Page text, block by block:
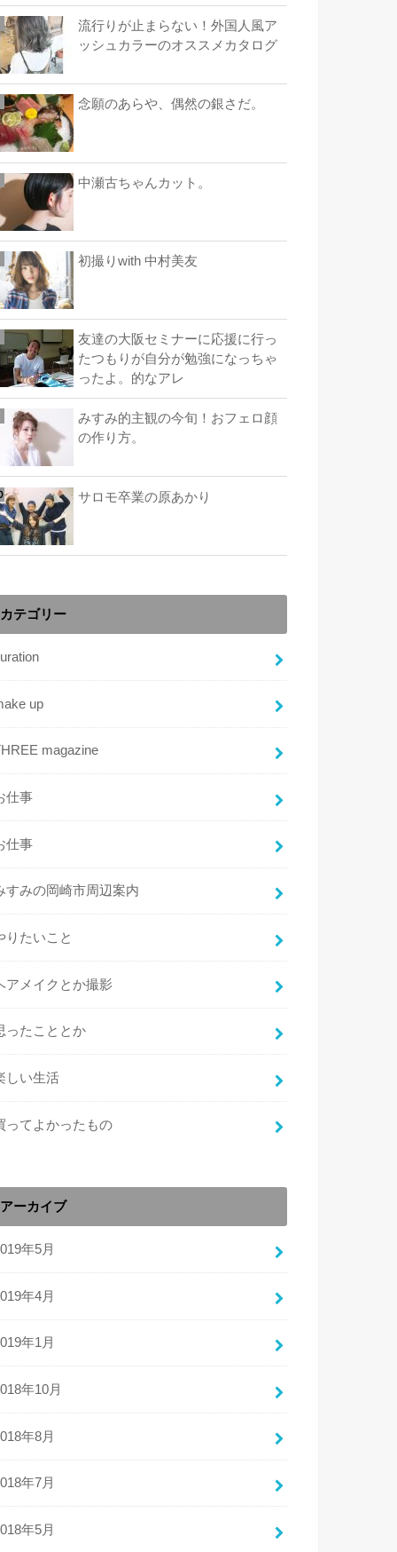
流行りが止まらない！外国人風ア
ッシュカラーのオススメカタログ
念願のあらや、偶然の銀さだ。
中瀬古ちゃんカット。
初撮りwith 中村美友
友達の大阪セミナーに応援に行っ
たつもりが自分が勉強になっちゃ
ったよ。的なアレ
みすみ的主観の今旬！おフェロ顔
の作り方。
サロモ卒業の原あかり
カテゴリー
up
magazine
仕事
仕事
すみの岡崎市周辺案内
りたいこと
アメイクとか撮影
ったこととか
しい生活
ってよかったもの
アーカイブ
年5月
年4月
年1月
年10月
年8月
年7月
年5月